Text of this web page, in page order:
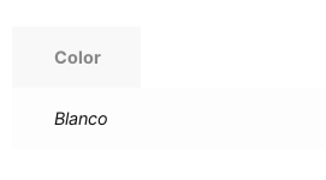
Color
Blanco